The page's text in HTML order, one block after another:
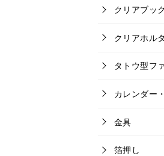
クリアブック
クリアホル
タトウ型フ
カレンダー
金具
箔押し